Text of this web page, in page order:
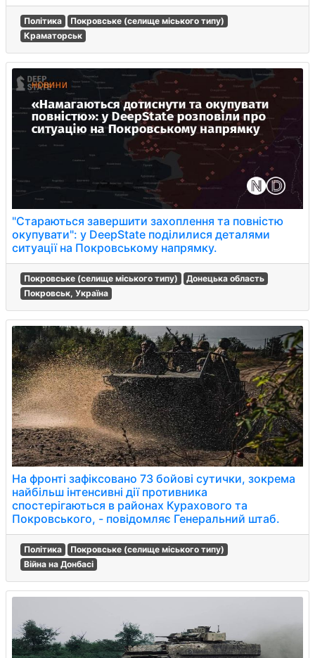
Політика
Покровське (селище міського типу)
Краматорськ
"Стараються завершити захоплення та повністю
окупувати": у DeepState поділилися деталями
ситуації на Покровському напрямку.
Покровське (селище міського типу)
Донецька область
Покровськ, Україна
На фронті зафіксовано 73 бойові сутички, зокрема
найбільш інтенсивні дії противника
спостерігаються в районах Курахового та
Покровського, - повідомляє Генеральний штаб.
Політика
Покровське (селище міського типу)
Війна на Донбасі